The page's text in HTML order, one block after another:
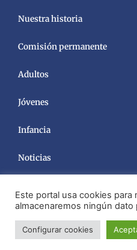
Nuestra historia
Comisión permanente
Adultos
Jóvenes
Infancia
Noticias
Este portal usa cookies para
almacenaremos ningún dato
Configurar cookies